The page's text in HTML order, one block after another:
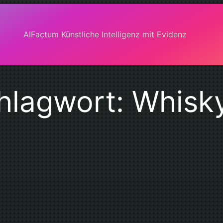
AIFactum Künstliche Intelligenz mit Evidenz